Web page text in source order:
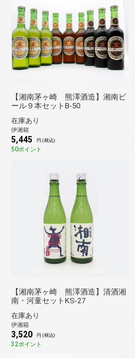
【湘南茅ヶ崎 熊澤酒造】湘南ビ
ール９本セットB-50
在庫あり
伊湘箱
5,445 円 (税込)
50ポイント
【湘南茅ヶ崎 熊澤酒造】清酒湘
南・河童セットKS-27
在庫あり
伊湘箱
3,520 円 (税込)
32ポイント